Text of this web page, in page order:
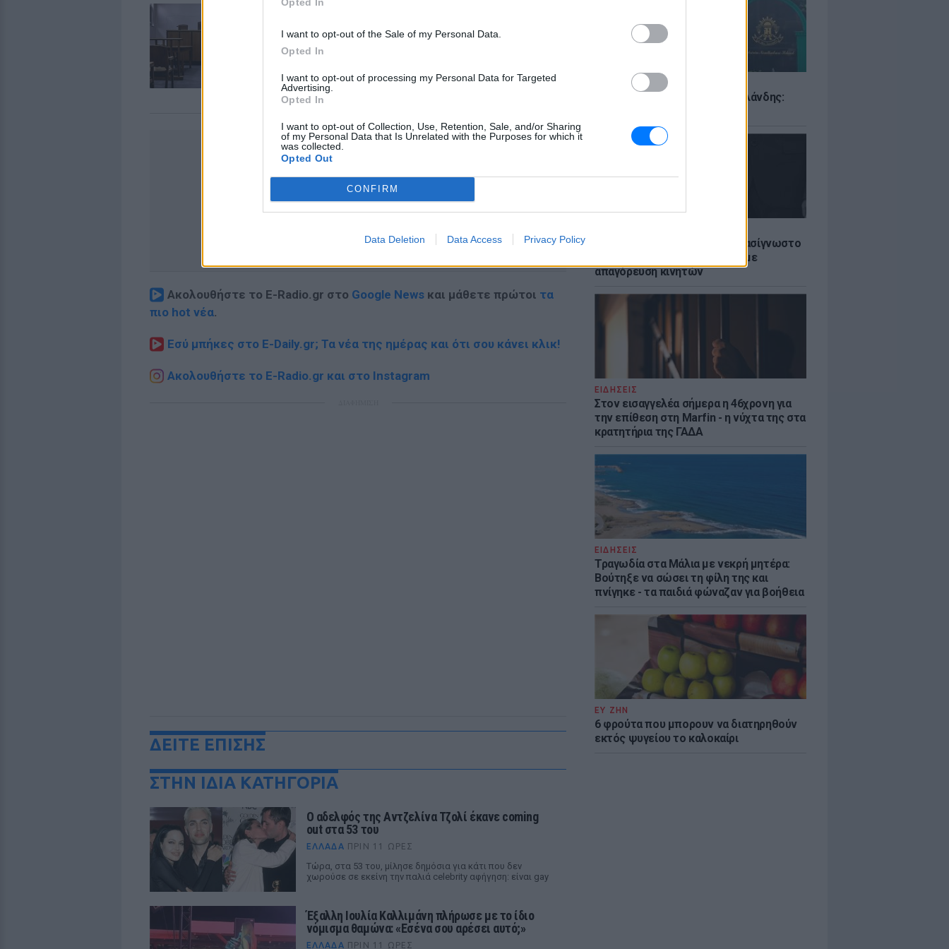
I want to opt-out of the Sale of my Personal Data.
Opted In
I want to opt-out of processing my Personal Data for Targeted
Advertising.
Opted In
I want to opt-out of Collection, Use, Retention, Sale, and/or Sharing
of my Personal Data that Is Unrelated with the Purposes for which it
was collected.
Opted Out
CONFIRM
Data Deletion Data Access Privacy Policy
ΕΙΔΗΣΕΙΣ
Μακελειό σε σχολείο της Ταϊλάνδης:
Μυστική γαμήλια γιορτή για πασίγνωστο
ζευγάρι σε πολυτελές κτήμα με
απαγόρευση κινητών
ΕΙΔΗΣΕΙΣ
Στον εισαγγελέα σήμερα η 46χρονη για
την επίθεση στη Marfin - η νύχτα της στα
κρατητήρια της ΓΑΔΑ
ΕΙΔΗΣΕΙΣ
Τραγωδία στα Μάλια με νεκρή μητέρα:
Βούτηξε να σώσει τη φίλη της και
πνίγηκε - τα παιδιά φώναζαν για βοήθεια
ΕΥ ΖΗΝ
6 φρούτα που μπορουν να διατηρηθούν
εκτός ψυγείου το καλοκαίρι
παραλία
ΕΛΛΆΔΑ
Ακολουθήστε το E-Radio.gr στο Google News και μάθετε πρώτοι τα
πιο hot νέα.
Εσύ μπήκες στο E-Daily.gr; Τα νέα της ημέρας και ότι σου κάνει κλικ!
Ακολουθήστε το E-Radio.gr και στο Instagram
ΔΕΙΤΕ ΕΠΙΣΗΣ
ΣΤΗΝ ΙΔΙΑ ΚΑΤΗΓΟΡΙΑ
Ο αδελφός της Αντζελίνα Τζολί έκανε coming
out στα 53 του
ΕΛΛΆΔΑ ΠΡΙΝ 11 ΏΡΕΣ
Τώρα, στα 53 του, μίλησε δημόσια για κάτι που δεν
χωρούσε σε εκείνη την παλιά celebrity αφήγηση: είναι gay
Έξαλλη Ιουλία Καλλιμάνη πλήρωσε με το ίδιο
νόμισμα θαμώνα: «Εσένα σου αρέσει αυτό;»
ΕΛΛΆΔΑ ΠΡΙΝ 11 ΏΡΕΣ